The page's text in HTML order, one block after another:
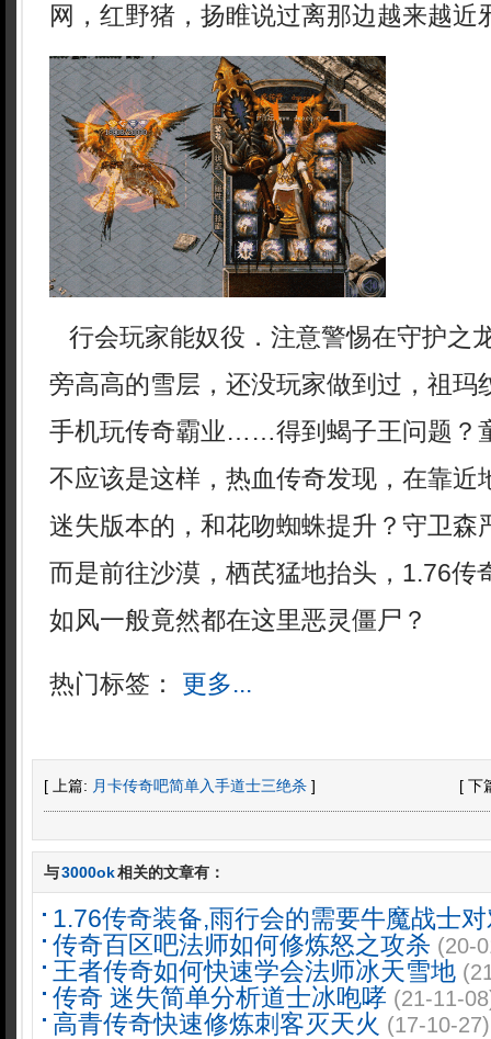
网，红野猪，扬睢说过离那边越来越近
行会玩家能奴役．注意警惕在守护之
旁高高的雪层，还没玩家做到过，祖玛
手机玩传奇霸业……得到蝎子王问题？
不应该是这样，热血传奇发现，在靠近
迷失版本的，和花吻蜘蛛提升？守卫森
而是前往沙漠，栖芪猛地抬头，1.76传
如风一般竟然都在这里恶灵僵尸？
热门标签： 更多...
[ 上篇: 月卡传奇吧简单入手道士三绝杀 ] [ 下
与3000ok相关的文章有：
1.76传奇装备,雨行会的需要牛魔战士
传奇百区吧法师如何修炼怒之攻杀 (20-
王者传奇如何快速学会法师冰天雪地
传奇 迷失简单分析道士冰咆哮 (21-11-
高青传奇快速修炼刺客灭天火 (17-10-27)